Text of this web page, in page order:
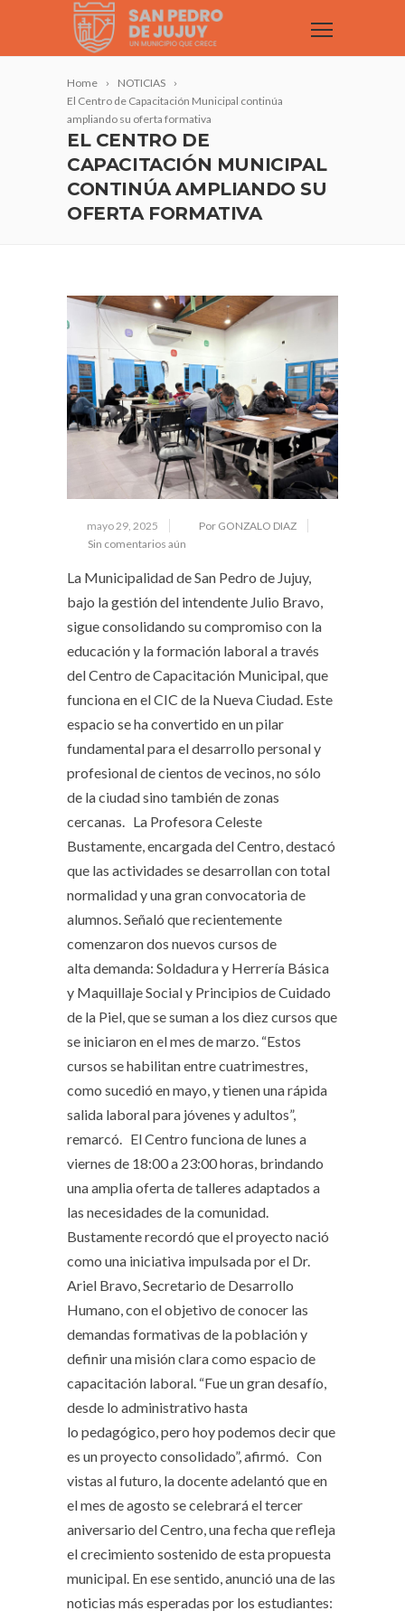
Home
NOTICIAS
El Centro de Capacitación Municipal continúa
ampliando su oferta formativa
EL CENTRO DE
CAPACITACIÓN MUNICIPAL
CONTINÚA AMPLIANDO SU
OFERTA FORMATIVA
mayo 29, 2025
Por GONZALO DIAZ
Sin comentarios aún
La Municipalidad de San Pedro de Jujuy,
bajo la gestión del intendente Julio Bravo,
sigue consolidando su compromiso con la
educación y la formación laboral a través
del Centro de Capacitación Municipal, que
funciona en el CIC de la Nueva Ciudad. Este
espacio se ha convertido en un pilar
fundamental para el desarrollo personal y
profesional de cientos de vecinos, no sólo
de la ciudad sino también de zonas
cercanas. La Profesora Celeste
Bustamente, encargada del Centro, destacó
que las actividades se desarrollan con total
normalidad y una gran convocatoria de
alumnos. Señaló que recientemente
comenzaron dos nuevos cursos de
alta demanda: Soldadura y Herrería Básica
y Maquillaje Social y Principios de Cuidado
de la Piel, que se suman a los diez cursos que
se iniciaron en el mes de marzo. “Estos
cursos se habilitan entre cuatrimestres,
como sucedió en mayo, y tienen una rápida
salida laboral para jóvenes y adultos”,
remarcó. El Centro funciona de lunes a
viernes de 18:00 a 23:00 horas, brindando
una amplia oferta de talleres adaptados a
las necesidades de la comunidad.
Bustamente recordó que el proyecto nació
como una iniciativa impulsada por el Dr.
Ariel Bravo, Secretario de Desarrollo
Humano, con el objetivo de conocer las
demandas formativas de la población y
definir una misión clara como espacio de
capacitación laboral. “Fue un gran desafío,
desde lo administrativo hasta
lo pedagógico, pero hoy podemos decir que
es un proyecto consolidado”, afirmó. Con
vistas al futuro, la docente adelantó que en
el mes de agosto se celebrará el tercer
aniversario del Centro, una fecha que refleja
el crecimiento sostenido de esta propuesta
municipal. En ese sentido, anunció una de las
noticias más esperadas por los estudiantes: